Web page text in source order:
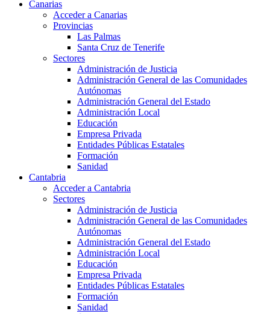
Canarias
Acceder a Canarias
Provincias
Las Palmas
Santa Cruz de Tenerife
Sectores
Administración de Justicia
Administración General de las Comunidades
Autónomas
Administración General del Estado
Administración Local
Educación
Empresa Privada
Entidades Públicas Estatales
Formación
Sanidad
Cantabria
Acceder a Cantabria
Sectores
Administración de Justicia
Administración General de las Comunidades
Autónomas
Administración General del Estado
Administración Local
Educación
Empresa Privada
Entidades Públicas Estatales
Formación
Sanidad